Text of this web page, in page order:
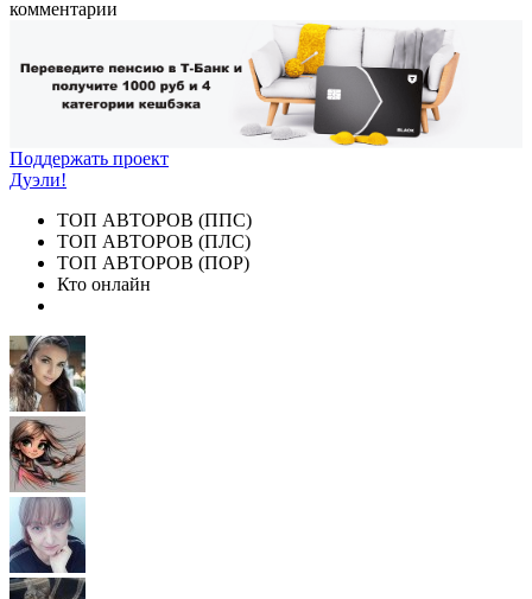
комментарии
Поддержать проект
Дуэли!
ТОП АВТОРОВ (ППС)
ТОП АВТОРОВ (ПЛС)
ТОП АВТОРОВ (ПОР)
Кто онлайн